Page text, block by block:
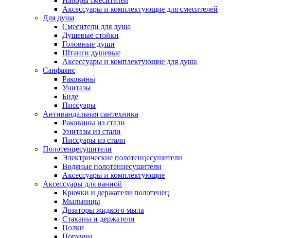
Аксессуары и комплектующие для смесителей
Для душа
Смесители для душа
Душевые стойки
Головные души
Штанги душевые
Аксессуары и комплектующие для душа
Санфаянс
Раковины
Унитазы
Биде
Писсуары
Антивандальная сантехника
Раковины из стали
Унитазы из стали
Писсуары из стали
Полотенцесушители
Электрические полотенцесушители
Водяные полотенцесушители
Аксессуары и комплектующие
Аксессуары для ванной
Крючки и держатели полотенец
Мыльницы
Дозаторы жидкого мыла
Стаканы и держатели
Полки
Поручни